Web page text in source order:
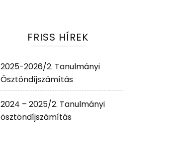
FRISS HÍREK
2025-2026/2. Tanulmányi
Ösztöndíjszámítás
2024 – 2025/2. Tanulmányi
ösztöndíjszámítás